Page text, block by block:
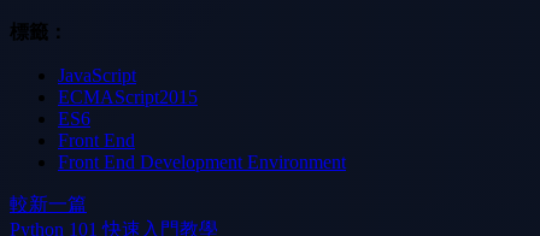
標籤：
JavaScript
ECMAScript2015
ES6
Front End
Front End Development Environment
較新一篇
Python 101 快速入門教學